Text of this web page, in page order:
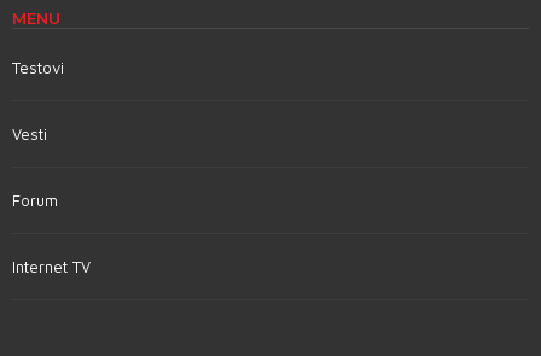
MENU
Testovi
Vesti
Forum
Internet TV